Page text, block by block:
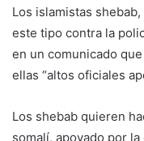
Los islamistas
este tipo contra la
en un comunicado
ellas “altos oficiales
Los shebab quieren
somalí, apoyado por